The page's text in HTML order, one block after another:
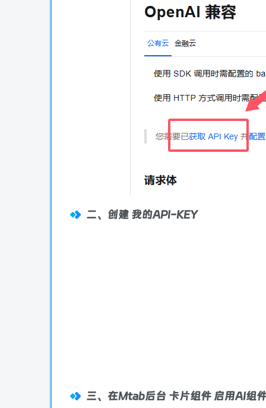
二、创建 我的API-KEY
三、在Mtab后台 卡片组件 启用AI组